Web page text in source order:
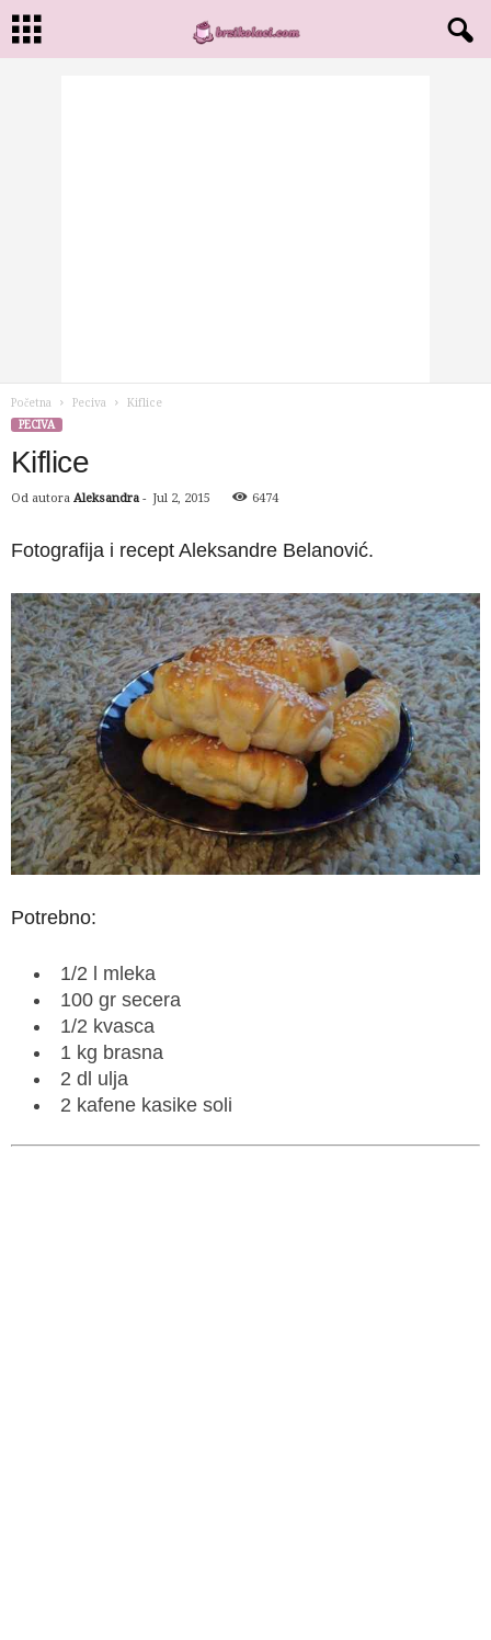
Početna Peciva
Kiflice
PECIVA
Kiflice
Od autora Aleksandra - Jul 2, 2015 6474
Fotografija i recept Aleksandre Belanović.
Potrebno:
1/2 l mleka
100 gr secera
1/2 kvasca
1 kg brasna
2 dl ulja
2 kafene kasike soli